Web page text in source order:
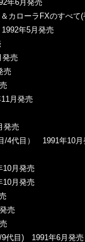
年6月発売
カローラFXのすべ
年5月発売
売
売
月発売
発売
/4代目） 1991年10月
月発売
月発売
売
代目) 1991年6月発売